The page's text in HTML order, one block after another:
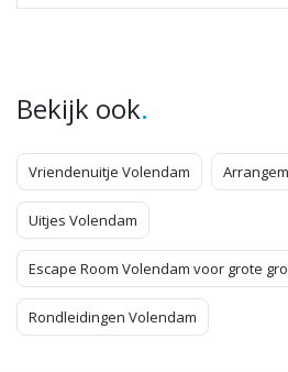
Bekijk ook.
Vriendenuitje Volendam
Uitjes Volendam
Escape Room Volendam voor grote
Rondleidingen Volendam